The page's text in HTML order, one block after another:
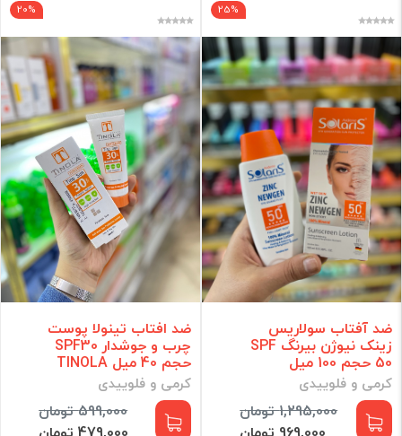
25%
ضد آفتاب سولاریس
زینک نیوژن بیرنگ SPF
50 حجم 100 میل
کرمی و فلوییدی
1,295,000 تومان
20%
ضد افتاب تینولا پوست
چرب و جوشدار SPF30
حجم 40 میل TINOLA
کرمی و فلوییدی
599,000 تومان